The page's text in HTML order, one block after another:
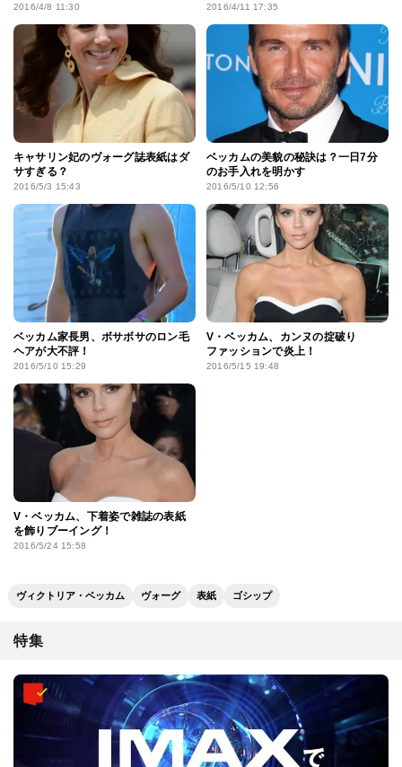
2016/4/8 11:30 2016/4/11 17:35
キャサリン妃のヴォーグ誌表紙はダ
サすぎる？
2016/5/3 15:43
ベッカムの美貌の秘訣は？一日7分
のお手入れを明かす
2016/5/10 12:56
ベッカム家長男、ボサボサのロン毛
ヘアが大不評！
2016/5/10 15:29
V・ベッカム、カンヌの掟破り
ファッションで炎上！
2016/5/15 19:48
V・ベッカム、下着姿で雑誌の表紙
を飾りブーイング！
2016/5/24 15:58
ヴィクトリア・ベッカム ヴォーグ 表紙 ゴシップ
特集